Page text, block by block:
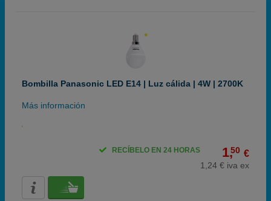
Bombilla Panasonic LED E14 | Luz cálida | 4W | 2700K
Más información
1,50 €
1,24 € iva ex
RECÍBELO EN 24 HORAS